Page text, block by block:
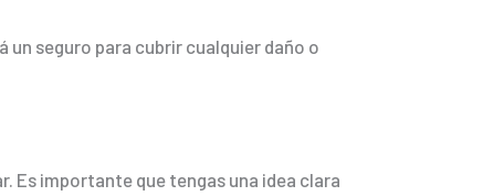
seguro para cubrir cualquier daño o
Es importante que tengas una idea clara